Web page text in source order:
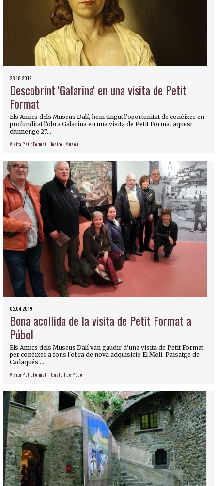
28.10.2019
Descobrint 'Galarina' en una visita de Petit
Format
Els Amics dels Museus Dalí, hem tingut l'oportunitat de conèixer en
profunditat l’obra Galarina en una visita de Petit Format aquest
diumenge 27...
Visita Petit Format Teatre - Museu
02.04.2019
Bona acollida de la visita de Petit Format a
Púbol
Els Amics dels Museus Dalí van gaudir d'una visita de Petit Format
per conèixer a fons l'obra de nova adquisició El Molí. Paisatge de
Cadaqués....
Visita Petit Format Castell de Púbol